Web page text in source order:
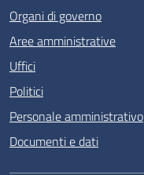
Organi di governo
Aree amministrative
Uffici
Politici
Personale amministrativo
Documenti e dati